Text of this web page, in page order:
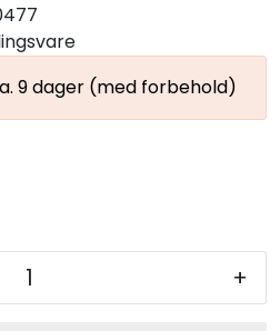
9 dager (med forbehold)
+